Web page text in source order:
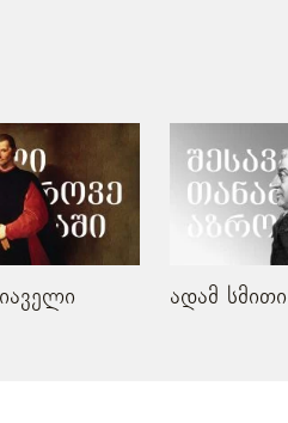
ადამ სმითი